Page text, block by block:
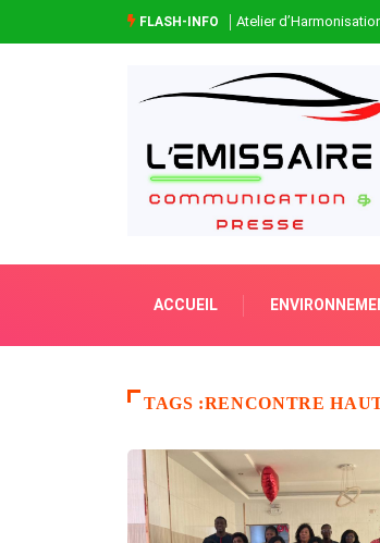
FLASH-INFO Atelier
ACCUEIL
TAGS :RENCONTRE